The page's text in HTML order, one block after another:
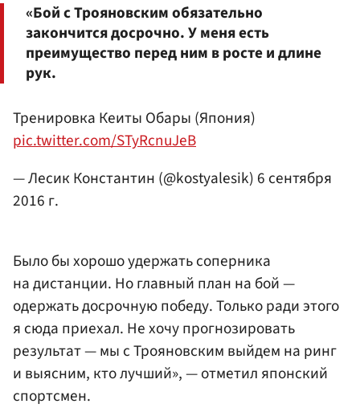
«Бой с Трояновским обязательно
закончится досрочно. У меня есть
преимущество перед ним в росте и длине
рук.
Тренировка Кеиты Обары (Япония)
pic.twitter.com/STyRcnuJeB
— Лесик Константин (@kostyalesik) 6 сентября
2016 г.
Было бы хорошо удержать соперника
на дистанции. Но главный план на бой —
одержать досрочную победу. Только ради этого
я сюда приехал. Не хочу прогнозировать
результат — мы с Трояновским выйдем на ринг
и выясним, кто лучший», — отметил японский
спортсмен.